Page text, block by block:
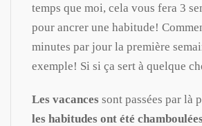
temps que moi, cela vous fera 3
pour ancrer une habitude!
minutes par jour la première
exemple! Si si ça sert à quelque
Les vacances sont passées par là
les habitudes ont été chamboulées